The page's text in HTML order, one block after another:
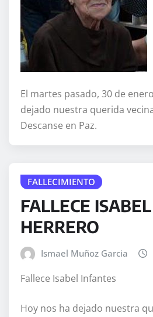
El martes pasado, 30 de
dejado nuestra querida
Descanse en Paz.
FALLECIMIENTO
FALLECE
HERRERO
Ismael Muñoz Garcia
Fallece Isabel Infantes
Hoy nos ha dejado nuestra